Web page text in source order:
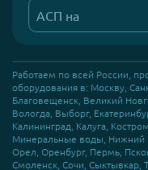
АСП на
Работаем по всей России,
оборудования в: Москву,
Благовещенск, Великий
Вологда, Выборг,
Калининград, Калуга,
Минеральные воды, Нижний
Орел, Оренбург, Пермь,
Смоленск, Сочи, Сыктывкар,